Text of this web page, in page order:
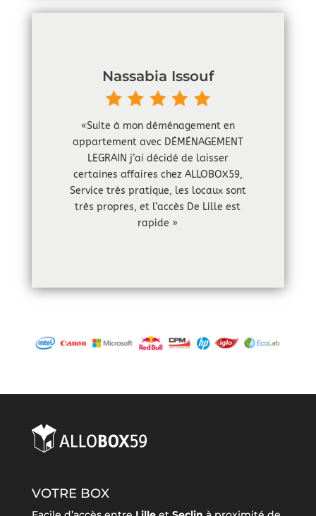
Nassabia Issouf
«Suite à mon déménagement en
appartement avec DÉMÉNAGEMENT
LEGRAIN j’ai décidé de laisser
certaines affaires chez ALLOBOX59,
Service très pratique, les locaux sont
très propres, et l’accès De Lille est
rapide »
VOTRE BOX